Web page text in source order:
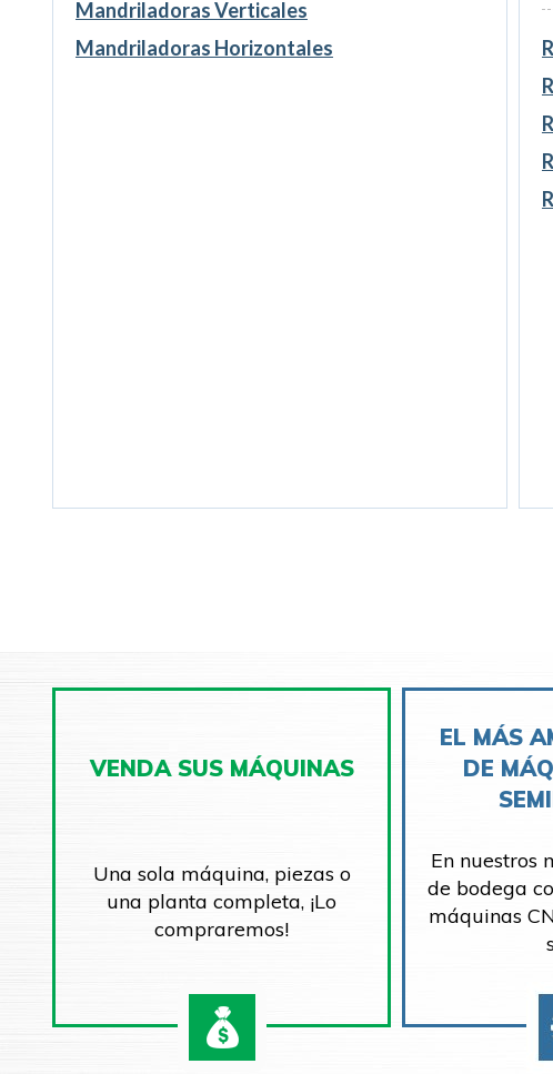
Mandriladoras Verticales
Mandriladoras Horizontales
VENDA SUS MÁQUINAS
Una sola máquina, piezas o
una planta completa, ¡Lo
compraremos!
EL MÁS
DE
En nuestros
de bodega
máquinas